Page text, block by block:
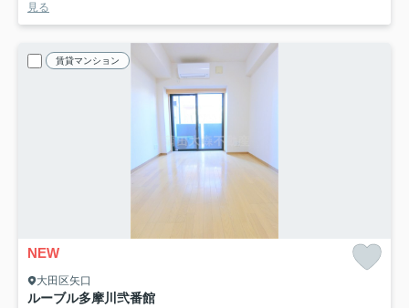
見る
賃貸マンション
NEW
大田区矢口
ルーブル多摩川弐番館